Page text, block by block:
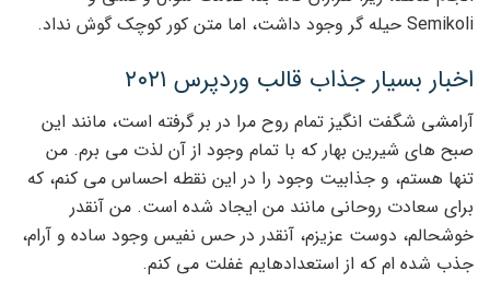
Semikoli حیله گر وجود داشت، اما متن کور کوچک گوش نداد.
اخبار بسیار جذاب قالب وردپرس ۲۰۲۱
آرامشی شگفت انگیز تمام روح مرا در بر گرفته است، مانند این
صبح های شیرین بهار که با تمام وجود از آن لذت می برم. من
تنها هستم، و جذابیت وجود را در این نقطه احساس می کنم، که
برای سعادت روحانی مانند من ایجاد شده است. من آنقدر
خوشحالم، دوست عزیزم، آنقدر در حس نفیس وجود ساده و آرام،
جذب شده ام که از استعدادهایم غفلت می کنم.